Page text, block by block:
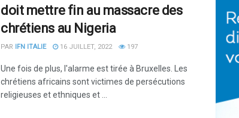
doit mettre fin au massacre des
chrétiens au Nigeria
PAR IFN ITALIE 16 JUILLET, 2022 197
Une fois de plus, l'alarme est tirée à Bruxelles. Les
chrétiens africains sont victimes de persécutions
religieuses et ethniques et ...